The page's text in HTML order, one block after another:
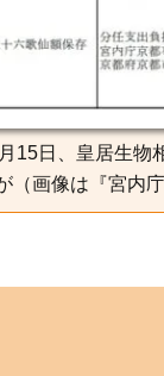
15日、皇居生物
（画像は『宮内